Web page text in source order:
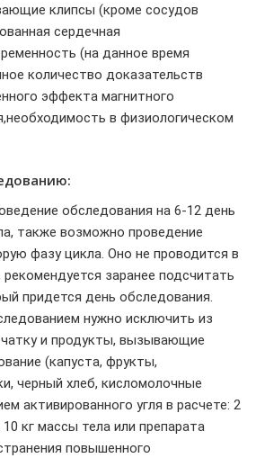
клипсы (кроме сосудов
сердечная
(на данное время
количество доказательств
эффекта магнитного
в физиологическом
обследования на 6-12 день
также возможно проведение
фазу цикла. Оно не проводится в
заранее подсчитать
придется день обследования.
нужно исключить из
и продукты, вызывающие
(капуста, фрукты,
черный хлеб, кисломолочные
активированного угля в расчете: 2
кг массы тела или препарата
повышенного